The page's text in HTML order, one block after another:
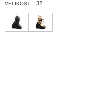
VELIKOST: 32